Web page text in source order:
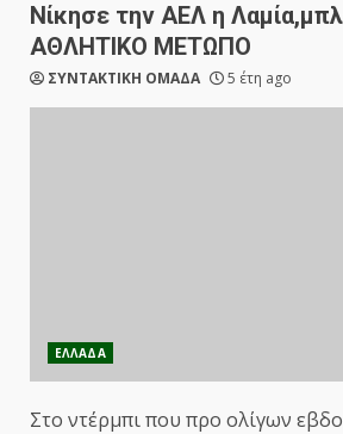
Νίκησε την ΑΕΛ η
ΑΘΛΗΤΙΚΟ ΜΕΤΩΠΟ
ΣΥΝΤΑΚΤΙΚΗ ΟΜΑΔΑ 5 έτη ago
ΕΛΛΑΔΑ
Στο ντέρμπι που προ ολίγων